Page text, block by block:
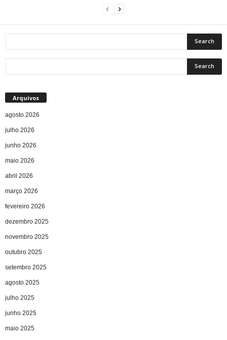
Arquivos
agosto 2026
julho 2026
junho 2026
maio 2026
abril 2026
março 2026
fevereiro 2026
dezembro 2025
novembro 2025
outubro 2025
setembro 2025
agosto 2025
julho 2025
junho 2025
maio 2025